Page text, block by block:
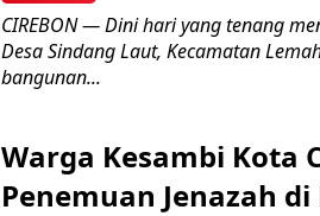
CIREBON — Dini hari yang tenang
Desa Sindang Laut, Kecamatan
bangunan...
Warga Kesambi Kota
Penemuan Jenazah